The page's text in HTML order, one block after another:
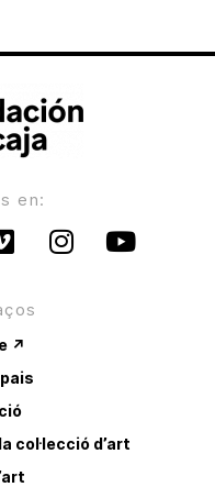
en:
↗
col·lecció d’art